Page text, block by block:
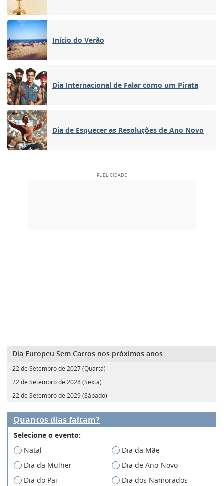
Início do Verão
Dia Internacional de Falar como um Pirata
Dia de Esquecer as Resoluções de Ano Novo
Dia Europeu Sem Carros nos próximos anos
22 de Setembro de 2027 (Quarta)
22 de Setembro de 2028 (Sexta)
22 de Setembro de 2029 (Sábado)
Quantos dias faltam?
Selecione o evento:
Natal
Dia da Mãe
Dia da Mulher
Dia de Ano-Novo
Dia do Pai
Dia dos Namorados